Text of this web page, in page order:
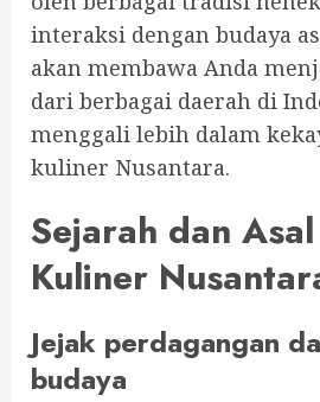
interaksi dengan budaya
akan membawa Anda
dari berbagai daerah di
menggali lebih dalam
kuliner Nusantara.
Sejarah dan
Kuliner
Jejak perdagangan
budaya